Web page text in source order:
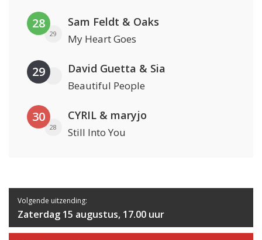
28
29
Sam Feldt & Oaks
My Heart Goes
29 David Guetta & Sia
Beautiful People
30
28
CYRIL & maryjo
Still Into You
Volgende uitzending:
Zaterdag 15 augustus, 17.00 uur